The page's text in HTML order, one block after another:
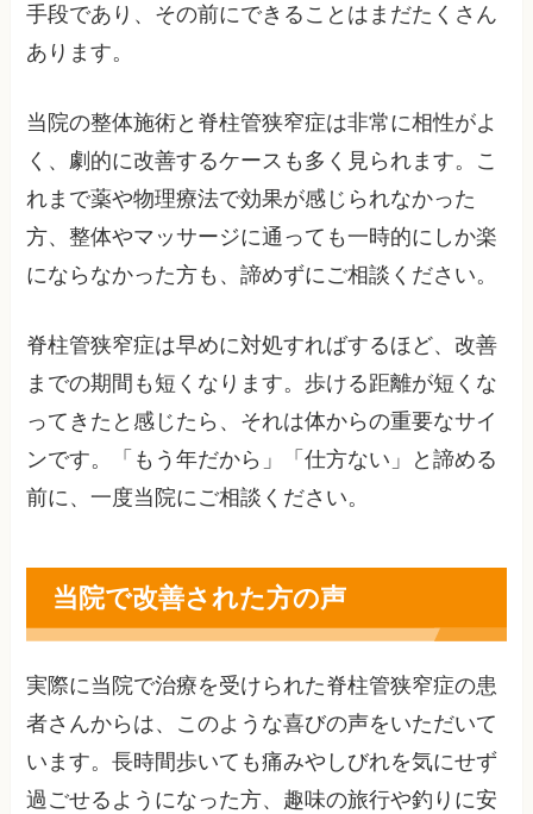
手段であり、その前にできることはまだたくさん
あります。
当院の整体施術と脊柱管狭窄症は非常に相性がよ
く、劇的に改善するケースも多く見られます。こ
れまで薬や物理療法で効果が感じられなかった
方、整体やマッサージに通っても一時的にしか楽
にならなかった方も、諦めずにご相談ください。
脊柱管狭窄症は早めに対処すればするほど、改善
までの期間も短くなります。歩ける距離が短くな
ってきたと感じたら、それは体からの重要なサイ
ンです。「もう年だから」「仕方ない」と諦める
前に、一度当院にご相談ください。
当院で改善された方の声
実際に当院で治療を受けられた脊柱管狭窄症の患
者さんからは、このような喜びの声をいただいて
います。長時間歩いても痛みやしびれを気にせず
過ごせるようになった方、趣味の旅行や釣りに安